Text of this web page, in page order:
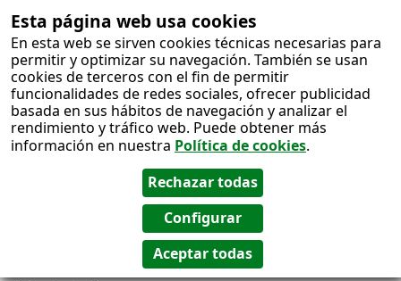
Esta página web usa cookies
En esta web se sirven cookies técnicas necesarias para
permitir y optimizar su navegación. También se usan
cookies de terceros con el fin de permitir
funcionalidades de redes sociales, ofrecer publicidad
basada en sus hábitos de navegación y analizar el
rendimiento y tráfico web. Puede obtener más
información en nuestra Política de cookies.